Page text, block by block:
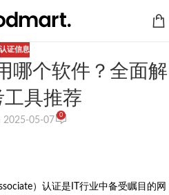
认证信息
哪个软件？全面解
具推荐
2025-05-07
0
）认证是IT行业中备受瞩目的网